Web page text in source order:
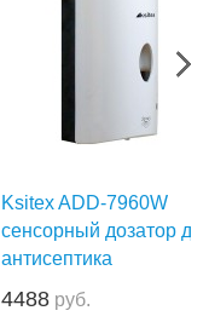
Ksitex ADD-7960W
сенсорный дозатор
антисептика
4488 руб.